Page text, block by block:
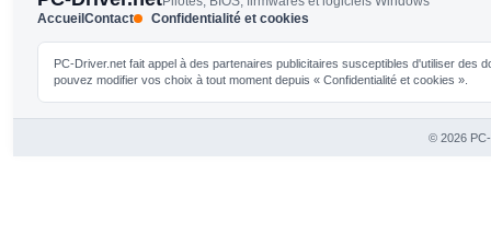
AccueilContact Confidentialité et cookies
PC-Driver.net fait appel à des partenaires publicitaires susceptibles d'utiliser
pouvez modifier vos choix à tout moment depuis « Confidentialité et cookies ».
© 2026